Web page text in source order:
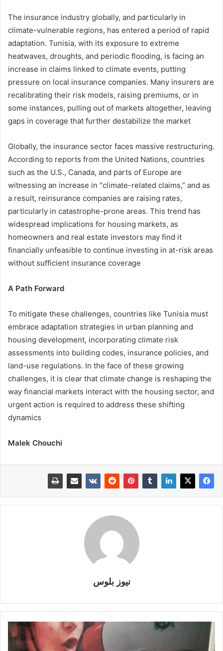
The insurance industry globally, and particularly in
climate-vulnerable regions, has entered a period of rapid
adaptation. Tunisia, with its exposure to extreme
heatwaves, droughts, and periodic flooding, is facing an
increase in claims linked to climate events, putting
pressure on local insurance companies. Many insurers are
recalibrating their risk models, raising premiums, or in
some instances, pulling out of markets altogether, leaving
gaps in coverage that further destabilize the market
Globally, the insurance sector faces massive restructuring.
According to reports from the United Nations, countries
such as the U.S., Canada, and parts of Europe are
witnessing an increase in “climate-related claims,” and as
a result, reinsurance companies are raising rates,
particularly in catastrophe-prone areas. This trend has
widespread implications for housing markets, as
homeowners and real estate investors may find it
financially unfeasible to continue investing in at-risk areas
without sufficient insurance coverage
A Path Forward
To mitigate these challenges, countries like Tunisia must
embrace adaptation strategies in urban planning and
housing development, incorporating climate risk
assessments into building codes, insurance policies, and
land-use regulations. In the face of these growing
challenges, it is clear that climate change is reshaping the
way financial markets interact with the housing sector, and
urgent action is required to address these shifting
dynamics
Malek Chouchi
نيوز بلوس